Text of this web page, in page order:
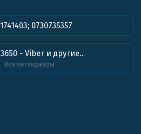
0730735357
- Viber и другие..
Все месенджеры